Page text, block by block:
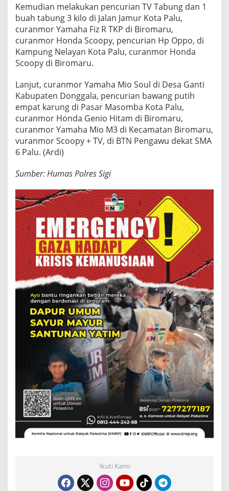
Kemudian melakukan pencurian TV Tabung dan 1
buah tabung 3 kilo di Jalan Jamur Kota Palu,
curanmor Yamaha Fiz R TKP di Biromaru,
curanmor Honda Scoopy, pencurian Hp Oppo, di
Kampung Nelayan Kota Palu, curanmor Honda
Scoopy di Biromaru.
Lanjut, curanmor Yamaha Mio Soul di Desa Ganti
Kabupaten Donggala, pencurian bawang putih
empat karung di Pasar Masomba Kota Palu,
curanmor Honda Genio Hitam di Biromaru,
curanmor Yamaha Mio M3 di Kecamatan Biromaru,
vuranmor Scoopy + TV, di BTN Pengawu dekat SMA
6 Palu. (Ardi)
Sumber: Humas Polres Sigi
Ikuti Kami